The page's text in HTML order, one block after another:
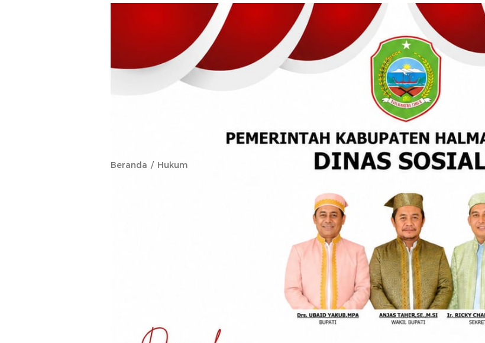
Beranda Hukum
Polda Maluku Utara Gelar
Patroli Sambang di Sofifi,
Pastikan Keamanan dan
Ketertiban Menjelang Ramadan
Burhan A. Muhammad